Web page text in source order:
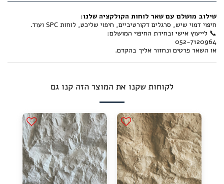
שילוב מושלם עם שאר לוחות הקולקציה שלנו:
חיפוי דמוי שיש, סרגלים דקורטיביים, חיפוי שליכט, לוחות SPC ועוד.
📞 לייעוץ אישי ובחירת החיפוי המושלם:
052-7120964
או השאר פרטים ונחזור אליך בהקדם.
לקוחות שקנו את המוצר הזה קנו גם